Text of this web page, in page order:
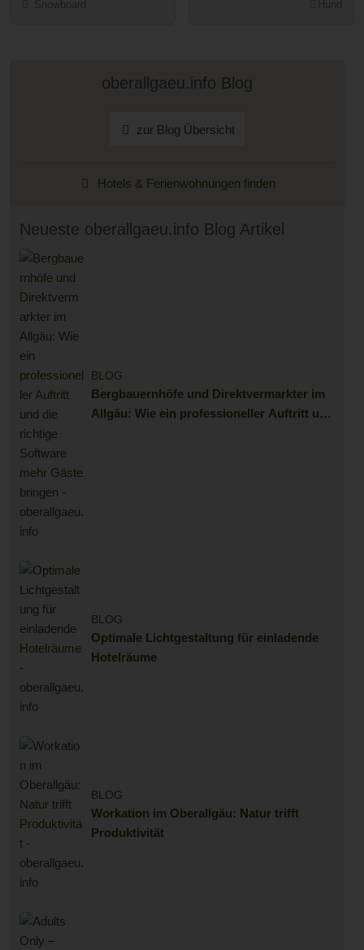
oberallgaeu.info Blog
zur Blog Übersicht
Hotels & Ferienwohnungen finden
Neueste oberallgaeu.info Blog Artikel
BLOG
Bergbauernhöfe und Direktvermarkter im
Allgäu: Wie ein professioneller Auftritt und
BLOG
Optimale Lichtgestaltung für einladende
Hotelräume
BLOG
Workation im Oberallgäu: Natur trifft
Produktivität